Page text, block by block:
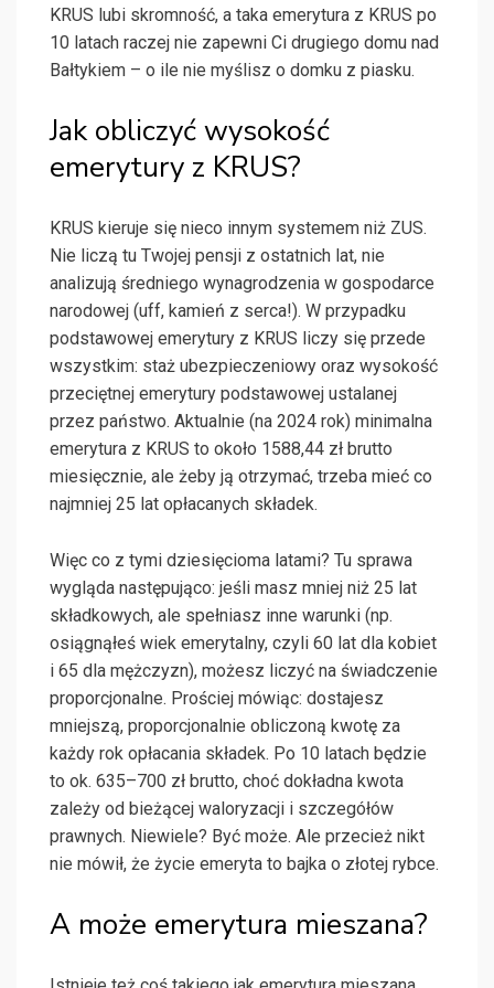
KRUS lubi skromność, a taka emerytura z KRUS po
10 latach raczej nie zapewni Ci drugiego domu nad
Bałtykiem – o ile nie myślisz o domku z piasku.
Jak obliczyć wysokość
emerytury z KRUS?
KRUS kieruje się nieco innym systemem niż ZUS.
Nie liczą tu Twojej pensji z ostatnich lat, nie
analizują średniego wynagrodzenia w gospodarce
narodowej (uff, kamień z serca!). W przypadku
podstawowej emerytury z KRUS liczy się przede
wszystkim: staż ubezpieczeniowy oraz wysokość
przeciętnej emerytury podstawowej ustalanej
przez państwo. Aktualnie (na 2024 rok) minimalna
emerytura z KRUS to około 1588,44 zł brutto
miesięcznie, ale żeby ją otrzymać, trzeba mieć co
najmniej 25 lat opłacanych składek.
Więc co z tymi dziesięcioma latami? Tu sprawa
wygląda następująco: jeśli masz mniej niż 25 lat
składkowych, ale spełniasz inne warunki (np.
osiągnąłeś wiek emerytalny, czyli 60 lat dla kobiet
i 65 dla mężczyzn), możesz liczyć na świadczenie
proporcjonalne. Prościej mówiąc: dostajesz
mniejszą, proporcjonalnie obliczoną kwotę za
każdy rok opłacania składek. Po 10 latach będzie
to ok. 635–700 zł brutto, choć dokładna kwota
zależy od bieżącej waloryzacji i szczegółów
prawnych. Niewiele? Być może. Ale przecież nikt
nie mówił, że życie emeryta to bajka o złotej rybce.
A może emerytura mieszana?